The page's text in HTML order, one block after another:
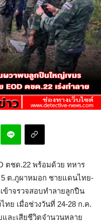
ตชด.22 พร้อมด้วย ทหาร
ต.ภูผาหมอก ชายแดนไทย-
ข้าจรวจสอบทำลายลูกปืน
ย เมื่อช่วงวันที่ 24-28 ก.ค.
ละเสียชีวิตจำนวนหลาย